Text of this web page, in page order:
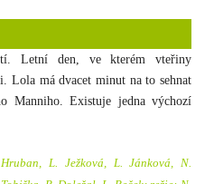
Letní den, ve kterém vteřiny
Lola má dvacet minut na to sehnat
Manniho. Existuje jedna výchozí
L. Ježková, L. Jánková, N.